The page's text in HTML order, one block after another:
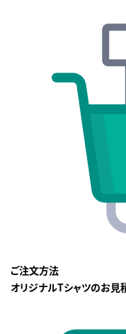
ご注文方法
オリジナルTシャツのお見